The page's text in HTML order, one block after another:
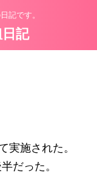
記です。
記
実施された。
だった。